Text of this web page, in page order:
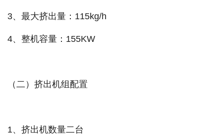
3、最大挤出量：115kg/h
4、整机容量：155KW
（二）挤出机组配置
1、挤出机数量二台